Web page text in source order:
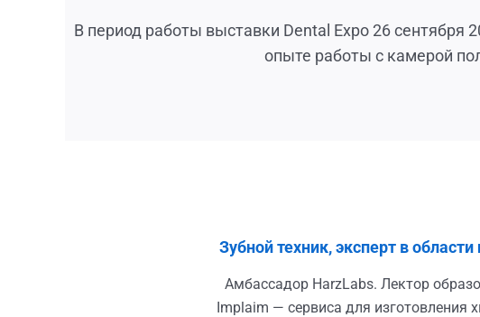
В период работы выставки Dental Expo 26 сентября
опыте работы с камерой
Зубной техник, эксперт в
Амбассадор HarzLabs. Лектор
Implaim — сервиса для изготовления